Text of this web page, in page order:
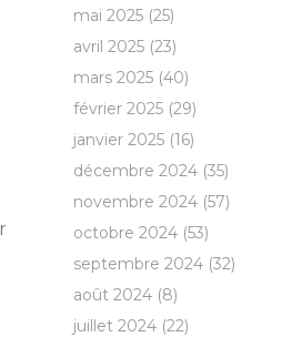
mai 2025 (25)
avril 2025 (23)
mars 2025 (40)
février 2025 (29)
janvier 2025 (16)
décembre 2024 (35)
novembre 2024 (57)
octobre 2024 (53)
septembre 2024 (32)
août 2024 (8)
juillet 2024 (22)